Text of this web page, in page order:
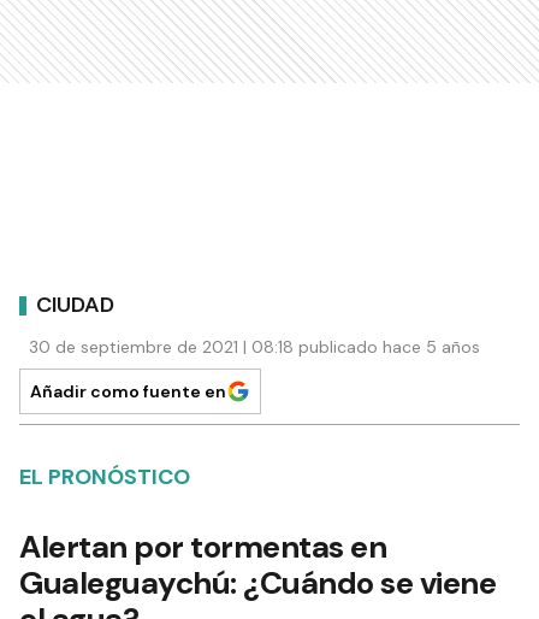
CIUDAD
30 de septiembre de 2021 | 08:18 publicado hace 5 años
Añadir como fuente en
EL PRONÓSTICO
Alertan por tormentas en
Gualeguaychú: ¿Cuándo se viene